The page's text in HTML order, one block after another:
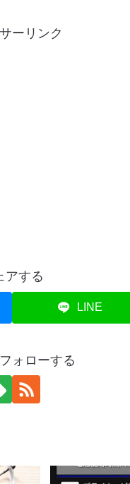
ーリンク
アする
LINE
ォローする